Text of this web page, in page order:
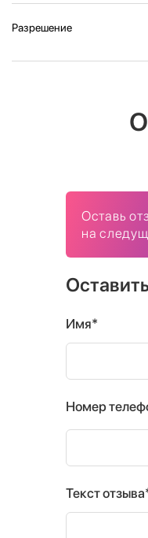
Разрешение
Оставь
на
Имя*
Номер
Текст